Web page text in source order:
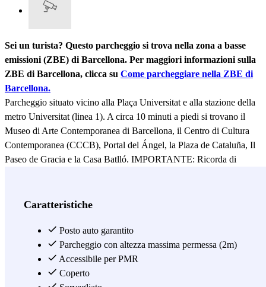
Sei un turista? Questo parcheggio si trova nella zona a basse
emissioni (ZBE) di Barcellona. Per maggiori informazioni sulla
ZBE di Barcellona, clicca su Come parcheggiare nella ZBE di
Barcellona.
Parcheggio situato vicino alla Plaça Universitat e alla stazione della
metro Universitat (linea 1). A circa 10 minuti a piedi si trovano il
Museo di Arte Contemporanea di Barcellona, il Centro di Cultura
Contemporanea (CCCB), Portal del Ángel, la Plaza de Cataluña, Il
Paseo de Gracia e la Casa Batlló. IMPORTANTE: Ricorda di
Assistenza al cliente REMOTA.
Caratteristiche
Posto auto garantito
Parcheggio con altezza massima permessa (2m)
Accessibile per PMR
Coperto